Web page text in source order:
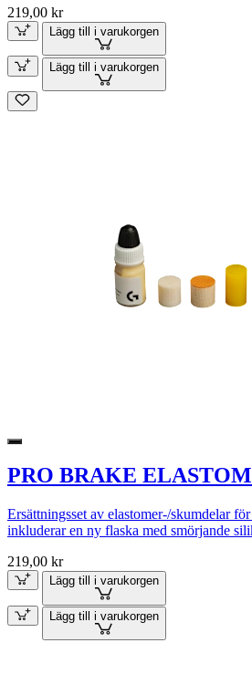
219,00 kr
Lägg till i varukorgen
Lägg till i varukorgen
PRO BRAKE
Ersättningsset av elastomer-/skumdelar
inkluderar en ny flaska med smörjande
219,00 kr
Lägg till i varukorgen
Lägg till i varukorgen